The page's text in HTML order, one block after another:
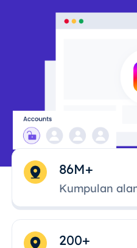
86M+
Kumpulan
200+